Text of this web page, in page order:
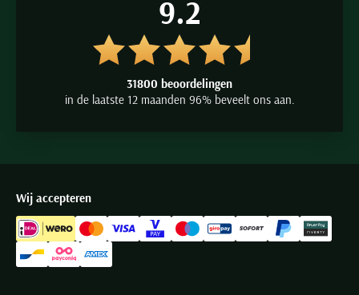
9.2
31800 beoordelingen
in de laatste 12 maanden 96% beveelt ons aan.
Wij accepteren